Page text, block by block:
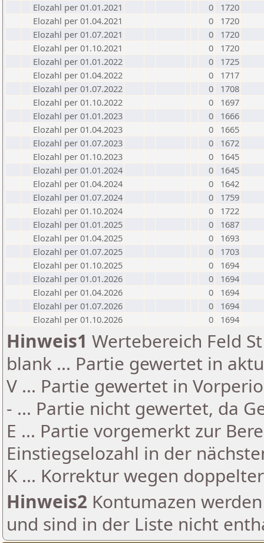
Elozahl per 01.01.2021
0
1720
Elozahl per 01.04.2021
0
1720
Elozahl per 01.07.2021
0
1720
Elozahl per 01.10.2021
0
1720
Elozahl per 01.01.2022
0
1725
Elozahl per 01.04.2022
0
1717
Elozahl per 01.07.2022
0
1708
Elozahl per 01.10.2022
0
1697
Elozahl per 01.01.2023
0
1666
Elozahl per 01.04.2023
0
1665
Elozahl per 01.07.2023
0
1672
Elozahl per 01.10.2023
0
1645
Elozahl per 01.01.2024
0
1645
Elozahl per 01.04.2024
0
1642
Elozahl per 01.07.2024
0
1759
Elozahl per 01.10.2024
0
1722
Elozahl per 01.01.2025
0
1687
Elozahl per 01.04.2025
0
1693
Elozahl per 01.07.2025
0
1703
Elozahl per 01.10.2025
0
1694
Elozahl per 01.01.2026
0
1694
Elozahl per 01.04.2026
0
1694
Elozahl per 01.07.2026
0
1694
Elozahl per 01.10.2026
0 1694
Hinweis1 Wertebereich Feld
blank ... Partie gewertet in
V ... Partie gewertet in
- ... Partie nicht gewertet, da
E ... Partie vorgemerkt zur
Einstiegselozahl in der
K ... Korrektur wegen
Hinweis2 Kontumazen
und sind in der Liste nicht